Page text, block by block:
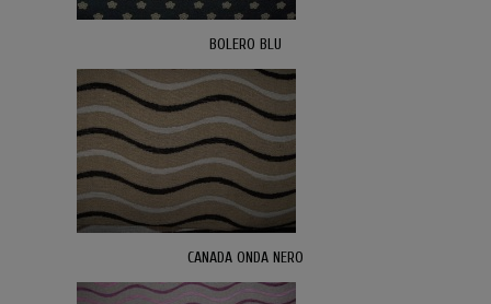
BOLERO BLU
CANADA ONDA NERO